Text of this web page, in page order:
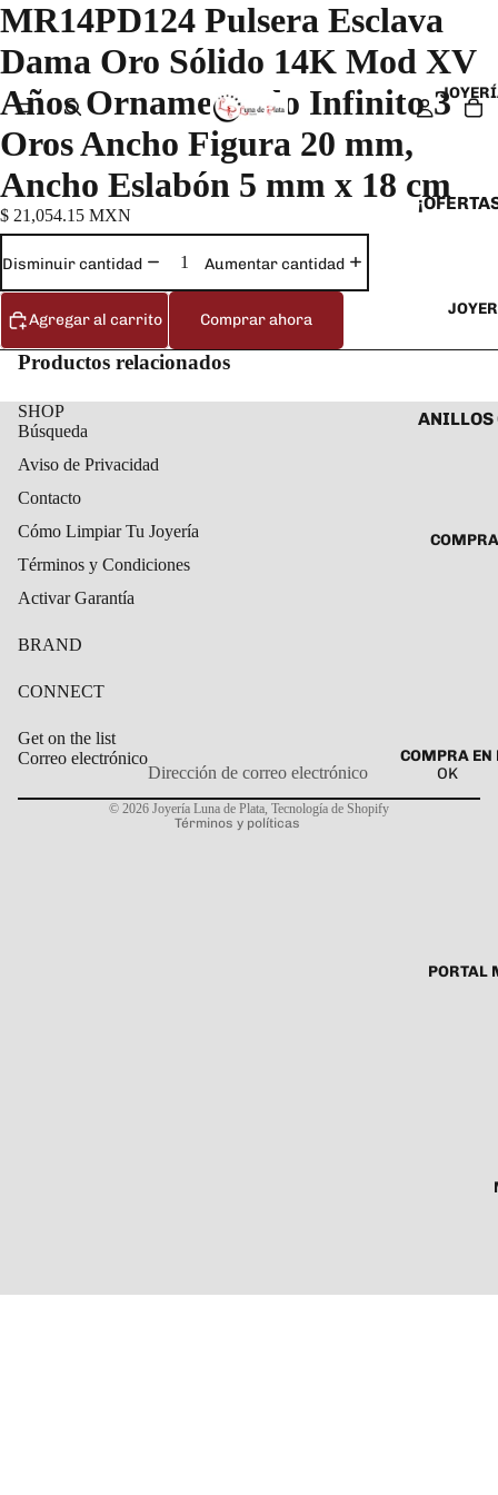
SET DE
ANILLOS
COMPRA EN
PORTAL
MR14PD124 Pulsera Esclava
Dama Oro Sólido 14K Mod XV
Años Ornamentado Infinito 3
Oros Ancho Figura 20 mm,
Ancho Eslabón 5 mm x 18 cm
$ 21,054.15 MXN
Disminuir cantidad Aumentar cantidad
Agregar al carrito Comprar ahora
Productos relacionados
SHOP
Búsqueda
Aviso de Privacidad
Contacto
Cómo Limpiar Tu Joyería
Términos y Condiciones
Activar Garantía
BRAND
CONNECT
Get on the list
Correo electrónico
OK
© 2026 Joyería Luna de Plata Tecnología de Shopify
Términos y políticas
Política de privacidad